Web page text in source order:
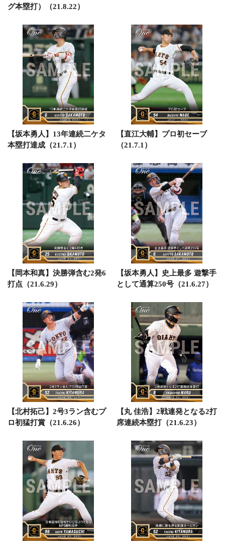
グ本塁打）（21.8.22）
【坂本勇人】13年連続二ケタ
本塁打達成（21.7.1）
【直江大輔】プロ初セーブ
（21.7.1）
【岡本和真】決勝弾含む2発6
打点（21.6.29）
【坂本勇人】史上最多 遊撃手
として通算250号（21.6.27）
【北村拓己】2号3ラン含むプ
ロ初猛打賞（21.6.26）
【丸 佳浩】2戦連発となる2打
席連続本塁打（21.6.23）